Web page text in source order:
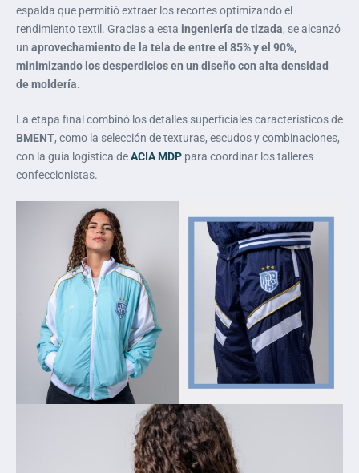
espalda que permitió extraer los recortes optimizando el
rendimiento textil. Gracias a esta ingeniería de tizada, se alcanzó
un aprovechamiento de la tela de entre el 85% y el 90%,
minimizando los desperdicios en un diseño con alta densidad
de moldería.
La etapa final combinó los detalles superficiales característicos de
BMENT, como la selección de texturas, escudos y combinaciones,
con la guía logística deACIA MDP para coordinar los talleres
confeccionistas.